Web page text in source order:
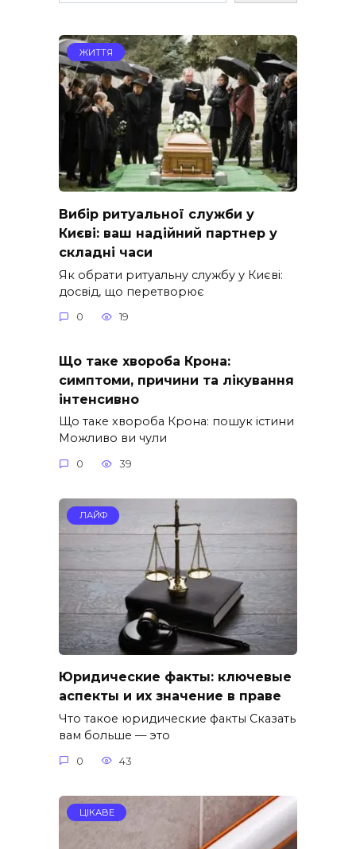
ЖИТТЯ
Вибір ритуальної служби у
Києві: ваш надійний партнер у
складні часи
Як обрати ритуальну службу у Києві:
досвід, що перетворює
0 19
Що таке хвороба Крона:
симптоми, причини та лікування
інтенсивно
Що таке хвороба Крона: пошук істини
Можливо ви чули
0 39
ЛАЙФ
Юридические факты: ключевые
аспекты и их значение в праве
Что такое юридические факты Сказать
вам больше — это
0 43
ЦІКАВЕ